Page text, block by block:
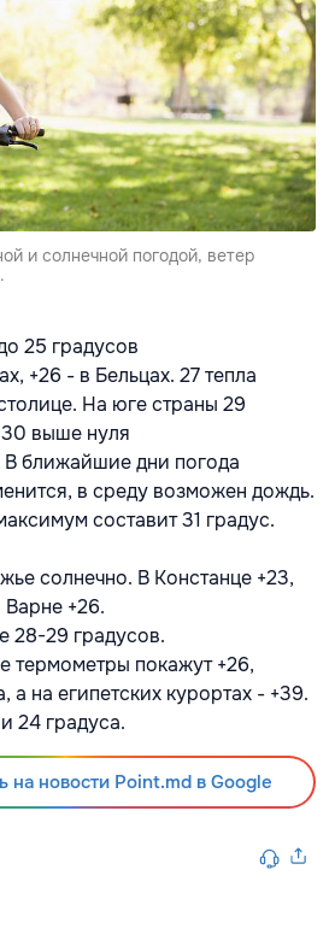
и солнечной погодой, ветер
25 градусов
+26 - в Бельцах. 27 тепла
На юге страны 29
выше нуля
В ближайшие дни погода
в среду возможен дождь.
составит 31 градус.
солнечно. В Констанце +23,
Варне +26.
28-29 градусов.
термометры покажут +26,
а на египетских курортах - +39.
24 градуса.
на новости Point.md в Google